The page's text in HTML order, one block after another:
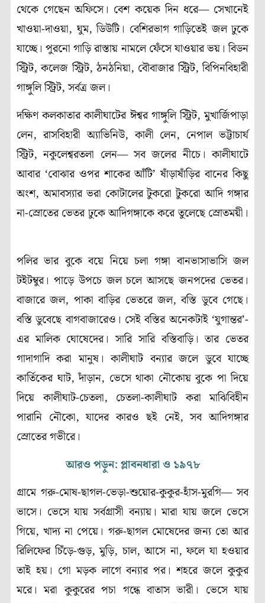
থেকে গেছেন অফিসে। বেশ কয়েক দিন ধরে— সেখানেই
খাওয়া-দাওয়া, ঘুম, ডিউটি। বেশিরভাগ গাড়িতেই জল ঢুকে
যাচ্ছে। পুরনো গাড়ি রাস্তায় নামলে ফেঁসে যাওয়ার ভয়। বিডন
স্ট্রিট, কলেজ স্ট্রিট, ঠনঠনিয়া, বৌবাজার স্ট্রিট, বিপিনবিহারী
গাঙ্গুলি স্ট্রিট, সর্বত্র জল।
দক্ষিণ কলকাতার কালীঘাটের ঈশ্বর গাঙ্গুলি স্ট্রিট, মুখার্জিপাড়া
লেন, রাসবিহারী অ্যাভিনিউ, কালী লেন, নেপাল ভট্টাচার্য
স্ট্রিট, নকুলেশ্বরতলা লেন— সব জলের নীচে। কালীঘাটে
আবার ‘বোঝার ওপর শাকের আঁটি’ ষাঁড়াষাঁড়ির বানের কিছু
অংশ, অমাবস্যার ভরা কোটালের টুকরো টুকরো আদি গঙ্গার
না-স্রোতের ভেতর ঢুকে আদিগঙ্গাকে করে তুলেছে স্রোতময়ী।
পলির ভার বুকে বয়ে নিয়ে চলা গঙ্গা বানভাসাভাসি জল
টইটম্বুর। পাড়ে উপচে জল চলে আসছে জনপদের ভেতর।
বাজারে জল, পাকা বাড়ির ভেতরে জল, বস্তি ডুবে গেছে।
বস্তি ডুবেছে বাগবাজারেও। সেই বস্তির অনেকটাই ‘যুগান্তর’-
এর মালিক ঘোষেদের। সারি সারি বস্তিবাড়ি। তার ভেতর
গাদাগাদি করা মানুষ। কালীঘাট বন্যার জলে ডুবে যাচ্ছে
কার্তিকের ঘাট, দাঁড়ান, ভেসে থাকা নৌকোয় বুকে পা দিয়ে
দিয়ে কালীঘাট-চেতলা, চেতলা-কালীঘাট করা মাঝিবিহীন
পারানি নৌকো, যাদের কারও ছই নেই, সব আদিগঙ্গার
স্রোতের গভীরে।
আরও পড়ুন: প্লাবনধারা ও ১৯৭৮
গ্রামে গরু-মোষ-ছাগল-ভেড়া-শুয়োর-কুকুর-হাঁস-মুরগি— সব
ভাসে। ভেসে যায় সর্বগ্রাসী বন্যায়। মারা যায় জলে ভেসে
গিয়ে, খাদ্য না পেয়ে। গরু-ছাগল মোষেদের জন্য তো আর
রিলিফের চিঁড়ে-গুড়, মুড়ি, চাল, আসে না, ফলে যা হওয়ার
তাই হয়। গো মড়ক লাগে বন্যার পর। শহরে জলে কুকুর
মরে। মরা কুকুরের পচা গন্ধে বাতাস ভারী। ভেসে যায়